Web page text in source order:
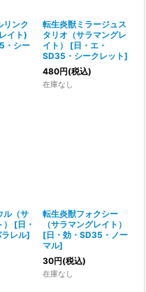
リンク
イト)
・シー
転生炎獣ミラージュス
タリオ（サラマングレ
イト）
[日・エ・
SD35・シークレット]
480円(税込)
在庫なし
ル（サ
[日・
レル]
転生炎獣フォクシー
（サラマングレイト）
[日・効・SD35・ノー
マル]
30円(税込)
在庫なし